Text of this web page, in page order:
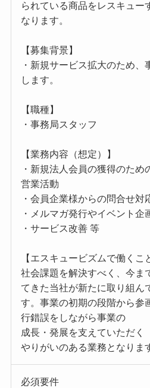
られている商品をレスキュー
なります。
【募集背景】
・新規サービス拡大のため
します。
【職種】
・事務局スタッフ
【業務内容（想定）】
・新規法人会員の獲得のため
営業活動
・会員企業様からの問合せ対
・メルマガ発行やイベント企
・サービス改善 等
【エスキュービズムで働くこ
社会課題を解決すべく、今ま
てきた当社が新たに取り組ん
す。事業の初期の段階から参
行錯誤をしながら事業の
成長・発展を支えていただく
やりがいのある業務となりま
必須要件